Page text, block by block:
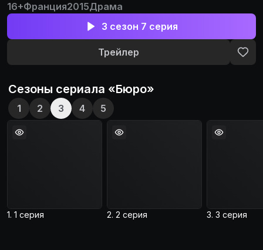
16+Франция2015Драма
3 сезон 7 серия
Трейлер
Сезоны сериала «Бюро»
1 2 3 4 5
1. 1 серия 2. 2 серия 3. 3 серия